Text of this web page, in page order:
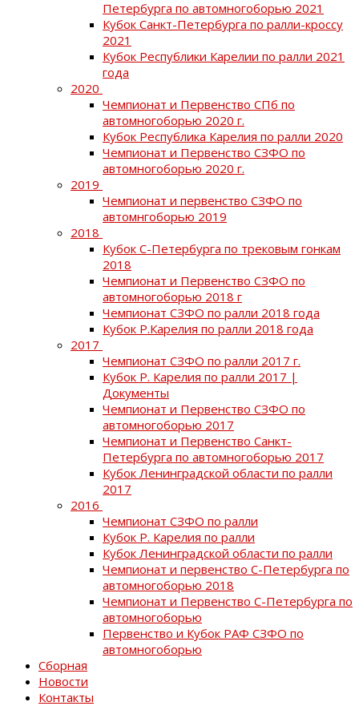
Петербурга по автомногоборью 2021
Кубок Санкт-Петербурга по ралли-кроссу
2021
Кубок Республики Карелии по ралли 2021
года
2020
Чемпионат и Первенство СПб по
автомногоборью 2020 г.
Кубок Республика Карелия по ралли 2020
Чемпионат и Первенство СЗФО по
автомногоборью 2020 г.
2019
Чемпионат и первенство СЗФО по
автомнгоборью 2019
2018
Кубок С-Петербурга по трековым гонкам
2018
Чемпионат и Первенство СЗФО по
автомногоборью 2018 г
Чемпионат СЗФО по ралли 2018 года
Кубок Р.Карелия по ралли 2018 года
2017
Чемпионат СЗФО по ралли 2017 г.
Кубок Р. Карелия по ралли 2017 |
Документы
Чемпионат и Первенство СЗФО по
автомногоборью 2017
Чемпионат и Первенство Санкт-
Петербурга по автомногоборью 2017
Кубок Ленинградской области по ралли
2017
2016
Чемпионат СЗФО по ралли
Кубок Р. Карелия по ралли
Кубок Ленинградской области по ралли
Чемпионат и первенство С-Петербурга по
автомногоборью 2018
Чемпионат и Первенство С-Петербурга по
автомногоборью
Первенство и Кубок РАФ СЗФО по
автомногоборью
Сборная
Новости
Контакты